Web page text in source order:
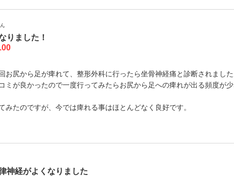
りました！
お尻から足が痺れて、整形外科に行ったら坐骨神経痛と診断されました
ミが良かったので一度行ってみたらお尻から足への痺れが出る頻度が
みたのですが、今では痺れる事はほとんどなく良好です。
神経がよくなりました